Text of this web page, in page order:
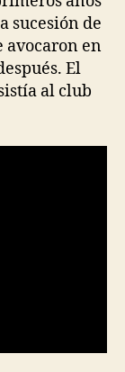
sucesión de
avocaron en
El
al club